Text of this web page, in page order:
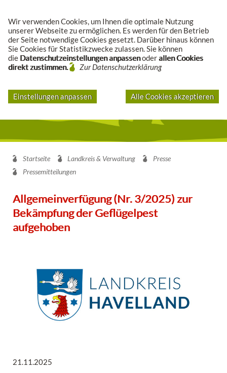
Wir verwenden Cookies, um Ihnen die optimale Nutzung
unserer Webseite zu ermöglichen. Es werden für den Betrieb
der Seite notwendige Cookies gesetzt. Darüber hinaus können
Sie Cookies für Statistikzwecke zulassen. Sie können
die Datenschutzeinstellungen anpassenoderallen Cookies
direkt zustimmen.
Zur Datenschutzerklärung
Einstellungen anpassen Alle Cookies akzeptieren
Startseite Landkreis & Verwaltung
Presse
Pressemitteilungen
Allgemeinverfügung (Nr. 3/2025) zur
Bekämpfung der Geflügelpest
aufgehoben
21.11.2025